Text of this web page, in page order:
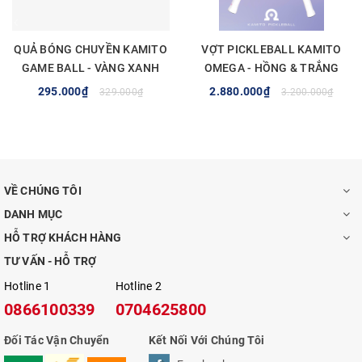
QUẢ BÓNG CHUYỀN KAMITO
GAME BALL - VÀNG XANH
295.000₫
329.000₫
VỢT PICKLEBALL KAMITO
OMEGA - HỒNG & TRẮNG
2.880.000₫
3.200.000₫
VỀ CHÚNG TÔI
DANH MỤC
HỖ TRỢ KHÁCH HÀNG
TƯ VẤN - HỖ TRỢ
Hotline 1
0866100339
Hotline 2
0704625800
Đối Tác Vận Chuyển
Kết Nối Với Chúng Tôi